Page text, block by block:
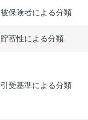
被保険者による分類
貯蓄性による分類
引受基準による分類